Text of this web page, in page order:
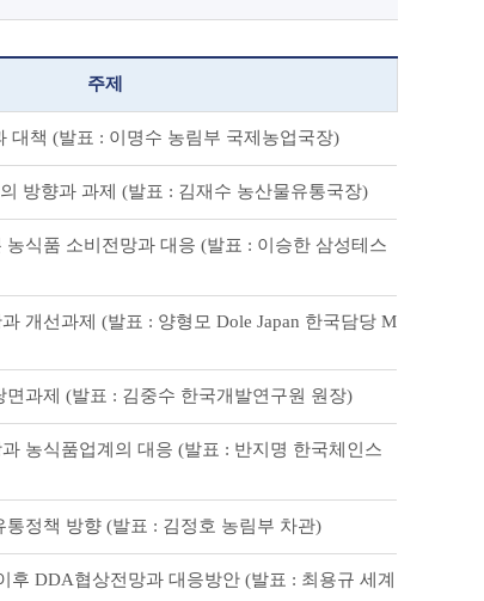
주제
대책 (발표 : 이명수 농림부 국제농업국장)
방향과 과제 (발표 : 김재수 농산물유통국장)
식품 소비전망과 대응 (발표 : 이승한 삼성테스
개선과제 (발표 : 양형모 Dole Japan 한국담당 M
면과제 (발표 : 김중수 한국개발연구원 원장)
농식품업계의 대응 (발표 : 반지명 한국체인스
통정책 방향 (발표 : 김정호 농림부 차관)
후 DDA협상전망과 대응방안 (발표 : 최용규 세계